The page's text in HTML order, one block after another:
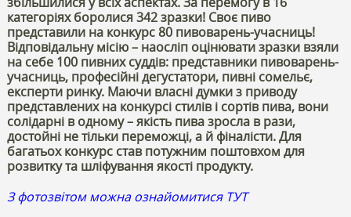
категоріях боролися 342 зразки! Своє пиво
представили на конкурс 80 пивоварень-учасниць!
Відповідальну місію – наосліп оцінювати зразки взяли
на себе 100 пивних суддів: представники пивоварень-
учасниць, професійні дегустатори, пивні сомельє,
експерти ринку. Маючи власні думки з приводу
представлених на конкурсі стилів і сортів пива, вони
солідарні в одному – якість пива зросла в рази,
достойні не тільки переможці, а й фіналісти. Для
багатьох конкурс став потужним поштовхом для
розвитку та шліфування якості продукту.
З фотозвітом можна ознайомитися ТУТ